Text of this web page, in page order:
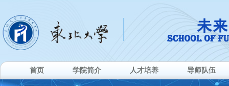
首页 学院简介 人才培养 导师队伍